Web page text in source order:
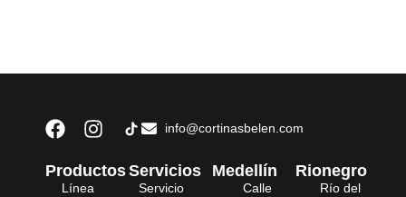
info@cortinasbelen.com
Productos
Línea
Servicios
Servicio
Medellín
Calle
Rionegro
Río del